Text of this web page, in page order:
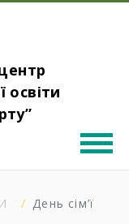
освіти
День сім’ї